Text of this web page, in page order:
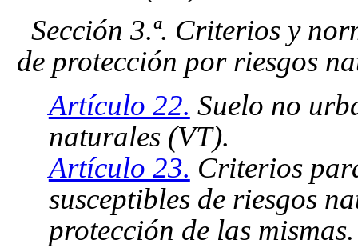
Sección 3.ª. Criterios y
de protección por riesgos
Artículo 22. Suelo no
naturales (VT).
Artículo 23. Criterios
susceptibles de riesgos
protección de las